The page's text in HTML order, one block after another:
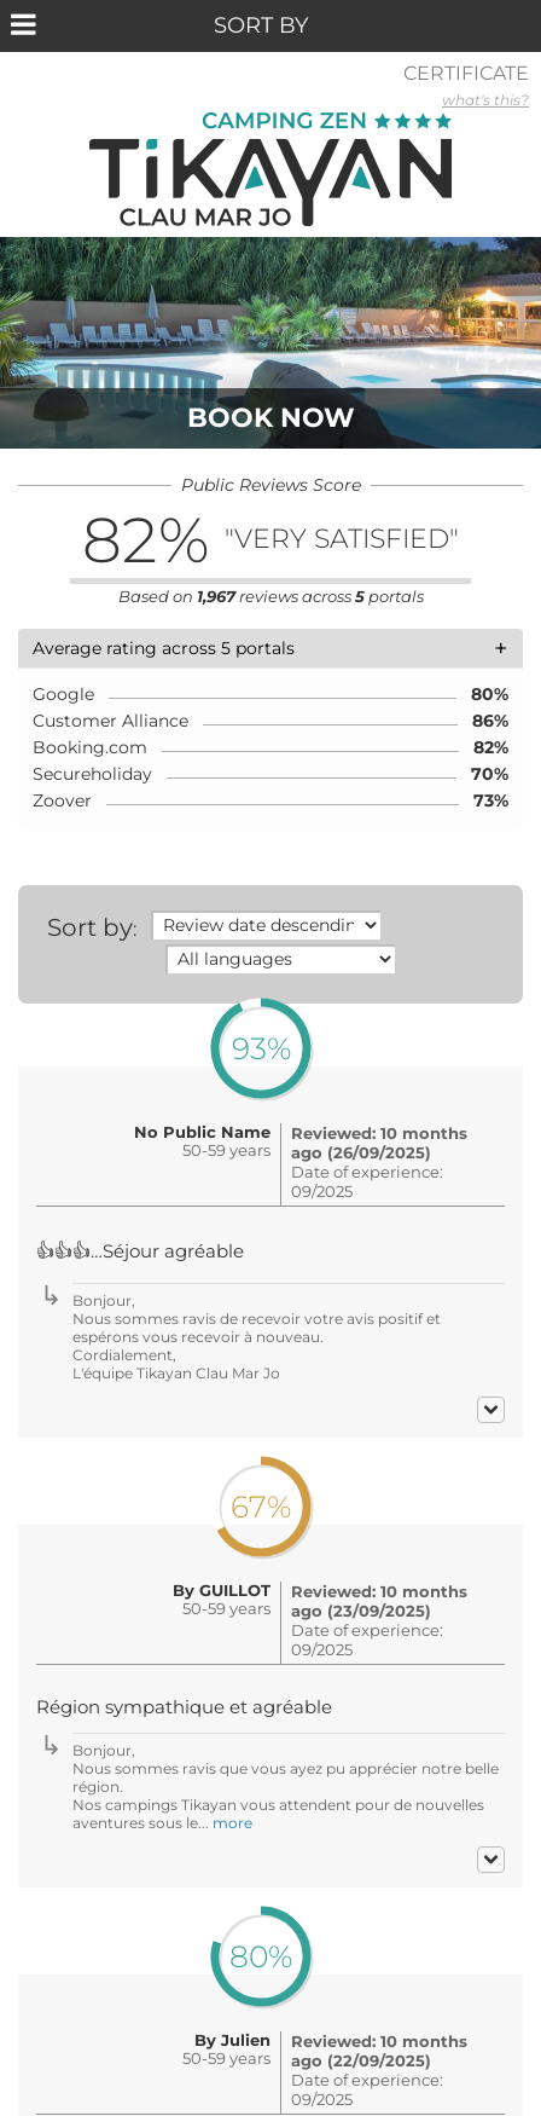
BOOK NOW
Public Reviews Score
82% "VERY SATISFIED"
Based on 1,967reviews across5portals
+
Average rating across 5 portals
Google
80%
Customer Alliance
86%
Booking.com
82%
Secureholiday
70%
Zoover
73%
Sort by:
93%
No Public Name
50-59 years
Reviewed: 10 months
ago (26/09/2025)
Date of experience:
09/2025
👍👍👍…Séjour agréable
Bonjour,
Nous sommes ravis de recevoir votre avis positif et
espérons vous recevoir à nouveau.
Cordialement,
L'équipe Tikayan Clau Mar Jo
67%
By GUILLOT
50-59 years
Reviewed: 10 months
ago (23/09/2025)
Date of experience:
09/2025
Région sympathique et agréable
Bonjour,
Nous sommes ravis que vous ayez pu apprécier notre belle
région.
Nos campings Tikayan vous attendent pour de nouvelles
aventures sous le... more
80%
By Julien
50-59 years
Reviewed: 10 months
ago (22/09/2025)
Date of experience:
09/2025
CERTIFICATE
what's this?